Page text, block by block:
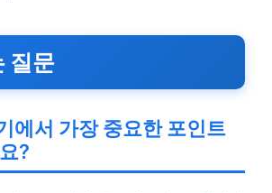
질문
에서 가장 중요한 포인트
?